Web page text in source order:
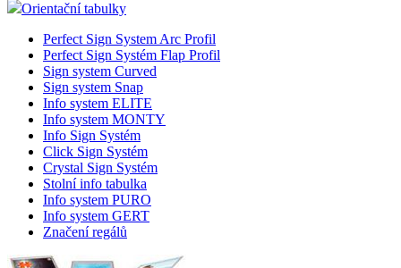
Orientační tabulky
Perfect Sign System Arc Profil
Perfect Sign Systém Flap Profil
Sign system Curved
Sign system Snap
Info system ELITE
Info system MONTY
Info Sign Systém
Click Sign Systém
Crystal Sign Systém
Stolní info tabulka
Info system PURO
Info system GERT
Značení regálů